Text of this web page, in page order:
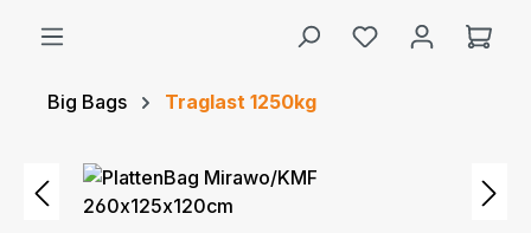
Big Bags Traglast 1250kg
Bildergalerie überspringen